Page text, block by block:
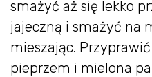
smażyć aż się lekko
jajeczną i smażyć na
mieszając.
pieprzem i mielona